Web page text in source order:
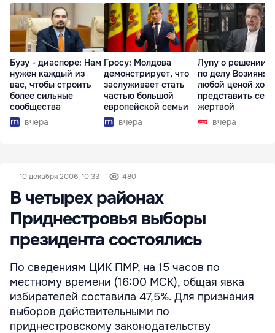
Бузу - диаспоре: Нам
нужен каждый из
вас, чтобы строить
более сильные
сообщества
вчера
Гросу: Молдова
демонстрирует, что
заслуживает стать
частью большой
европейской семьи
вчера
Лупу о решении
по делу Возиян:
любой ценой
представить себя
жертвой
вчера
10 декабря 2006, 10:33 480
В четырех районах
Приднестровья выборы
президента состоялись
По сведениям ЦИК ПМР, на 15 часов по
местному времени (16:00 МСК), общая явка
избирателей составила 47,5%. Для признания
выборов действительными по
приднестровскому законодательству